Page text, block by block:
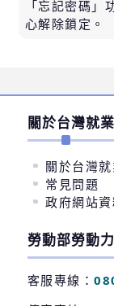
「忘記密碼
心解除鎖定。
關於台灣就
關於台灣就
常見問題
政府網站
勞動部勞動
客服專線：